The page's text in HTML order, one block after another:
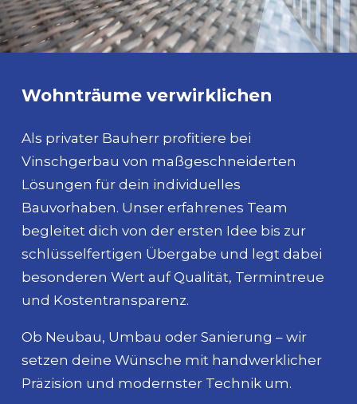
Wohnträume verwirklichen
Als privater Bauherr profitiere bei
Vinschgerbau von maßgeschneiderten
Lösungen für dein individuelles
Bauvorhaben. Unser erfahrenes Team
begleitet dich von der ersten Idee bis zur
schlüsselfertigen Übergabe und legt dabei
besonderen Wert auf Qualität, Termintreue
und Kostentransparenz.
Ob Neubau, Umbau oder Sanierung – wir
setzen deine Wünsche mit handwerklicher
Präzision und modernster Technik um.